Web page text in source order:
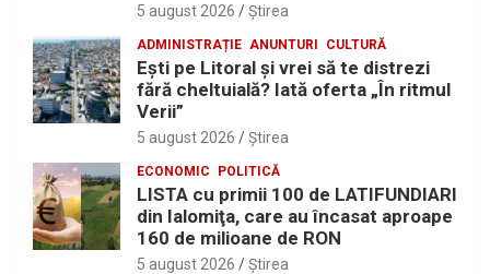
5 august 2026 Ştirea
ADMINISTRAȚIE ANUNTURI CULTURĂ
Eşti pe Litoral şi vrei să te distrezi
fără cheltuială? Iată oferta „În ritmul
Verii”
5 august 2026 Ştirea
ECONOMIC POLITICĂ
LISTA cu primii 100 de LATIFUNDIARI
din Ialomiţa, care au încasat aproape
160 de milioane de RON
5 august 2026 Ştirea